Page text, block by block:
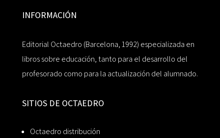
INFORMACIÓN
Editorial Octaedro (Barcelona, 1992) especializada en
libros sobre educación, tanto para el desarrollo del
profesorado como para la actualización del alumnado.
SITIOS DE OCTAEDRO
Octaedro distribución